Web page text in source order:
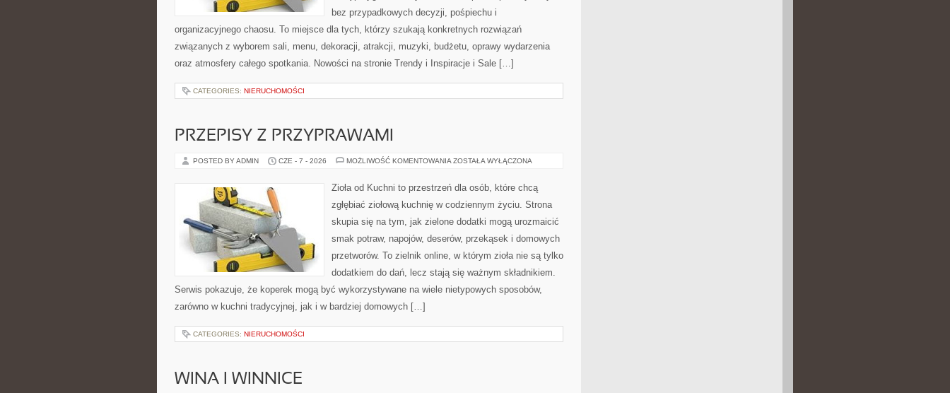
bez przypadkowych decyzji, pośpiechu i
organizacyjnego chaosu. To miejsce dla tych, którzy szukają konkretnych rozwiązań
związanych z wyborem sali, menu, dekoracji, atrakcji, muzyki, budżetu, oprawy wydarzenia
oraz atmosfery całego spotkania. Nowości na stronie Trendy i Inspiracje i Sale […]
CATEGORIES: NIERUCHOMOŚCI
PRZEPISY Z PRZYPRAWAMI
POSTED BY ADMIN CZE - 7 - 2026 MOŻLIWOŚĆ KOMENTOWANIA PRZEPISY
ZOSTAŁA WYŁĄCZONA
Zioła od Kuchni to przestrzeń dla osób, które chcą
zgłębiać ziołową kuchnię w codziennym życiu. Strona
skupia się na tym, jak zielone dodatki mogą urozmaicić
smak potraw, napojów, deserów, przekąsek i domowych
przetworów. To zielnik online, w którym zioła nie są tylko
dodatkiem do dań, lecz stają się ważnym składnikiem.
Serwis pokazuje, że koperek mogą być wykorzystywane na wiele nietypowych sposobów,
zarówno w kuchni tradycyjnej, jak i w bardziej domowych […]
CATEGORIES: NIERUCHOMOŚCI
WINA I WINNICE